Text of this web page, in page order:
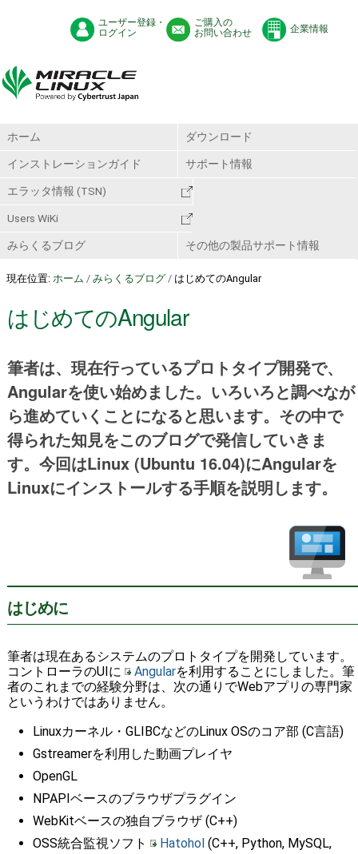
ユーザー登録・
ログイン
ご購入の
お問い合わせ
企業情報
ホーム ダウンロード
インストレーションガイド サポート情報
エラッタ情報 (TSN)
Users WiKi
みらくるブログ その他の製品サポート情報
現在位置: ホーム / みらくるブログ / はじめてのAngular
はじめてのAngular
筆者は、現在行っているプロトタイプ開発で、
Angularを使い始めました。いろいろと調べなが
ら進めていくことになると思います。その中で
得られた知見をこのブログで発信していきま
す。今回はLinux (Ubuntu 16.04)にAngularを
Linuxにインストールする手順を説明します。
はじめに
筆者は現在あるシステムのプロトタイプを開発しています。
コントローラのUIに
Angularを利用することにしました。筆
者のこれまでの経験分野は、次の通りでWebアプリの専門家
というわけではありません。
Linuxカーネル・GLIBCなどのLinux OSのコア部 (C言語)
Gstreamerを利用した動画プレイヤ
OpenGL
NPAPIベースのブラウザプラグイン
WebKitベースの独自ブラウザ (C++)
OSS統合監視ソフト
Hatohol(C++, Python, MySQL,